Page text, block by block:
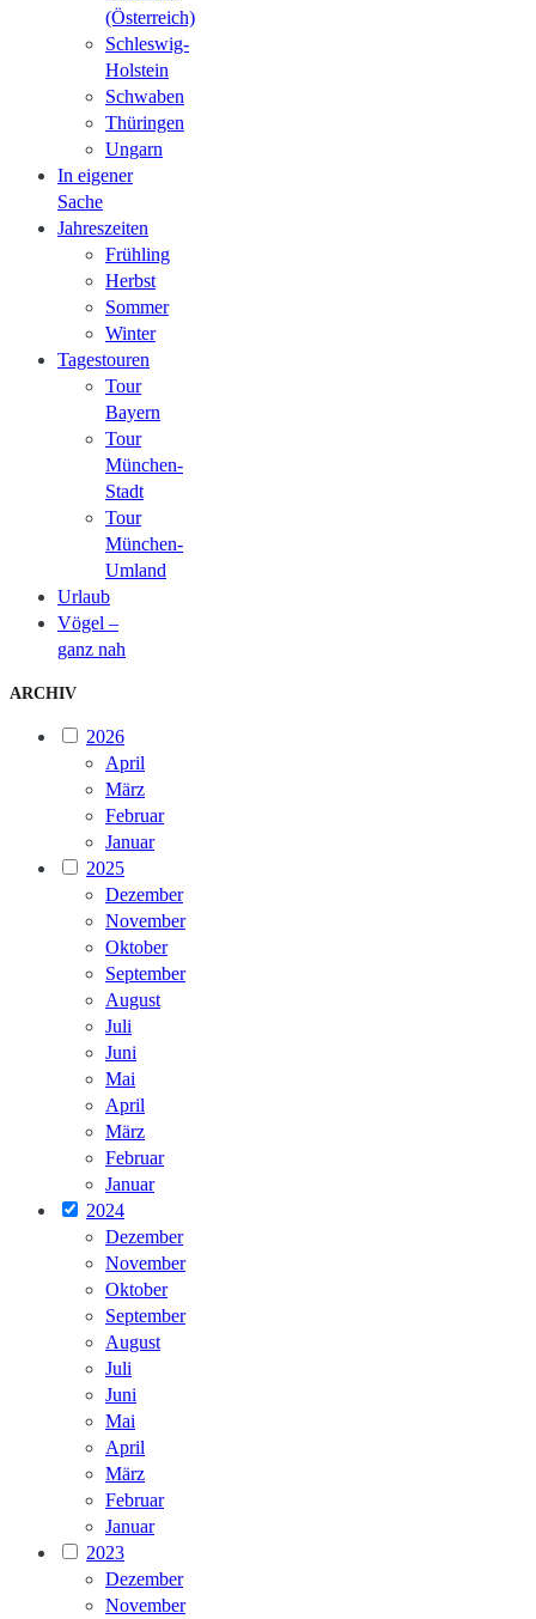
(Österreich)
Schleswig-
Holstein
Schwaben
Thüringen
Ungarn
In eigener
Sache
Jahreszeiten
Frühling
Herbst
Sommer
Winter
Tagestouren
Tour
Bayern
Tour
München-
Stadt
Tour
München-
Umland
Urlaub
Vögel –
ganz nah
ARCHIV
2026
April
März
Februar
Januar
2025
Dezember
November
Oktober
September
August
Juli
Juni
Mai
April
März
Februar
Januar
2024
Dezember
November
Oktober
September
August
Juli
Juni
Mai
April
März
Februar
Januar
2023
Dezember
November